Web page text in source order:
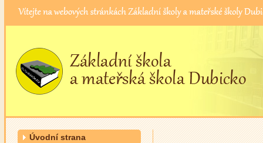
Úvodní strana